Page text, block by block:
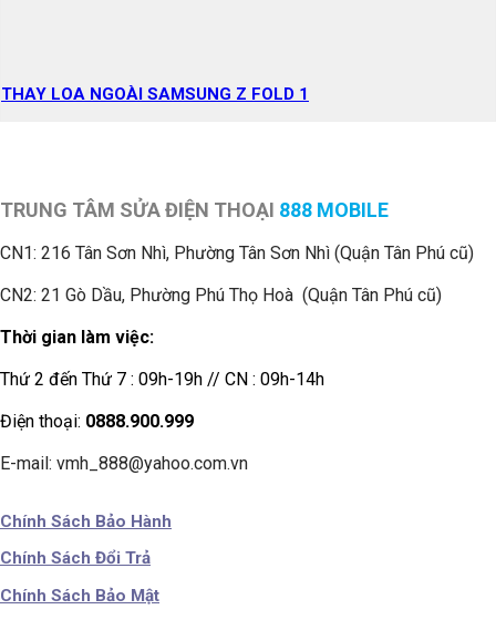
THAY LOA NGOÀI SAMSUNG Z FOLD 1
TRUNG TÂM SỬA ĐIỆN THOẠI 888 MOBILE
CN1: 216 Tân Sơn Nhì, Phường Tân Sơn Nhì (Quận Tân Phú cũ)
CN2: 21 Gò Dầu, Phường Phú Thọ Hoà (Quận Tân Phú cũ)
Thời gian làm việc:
Thứ 2 đến Thứ 7 : 09h-19h // CN : 09h-14h
Điện thoại: 0888.900.999
E-mail: vmh_888@yahoo.com.vn
Chính Sách Bảo Hành
Chính Sách Đổi Trả
Chính Sách Bảo Mật